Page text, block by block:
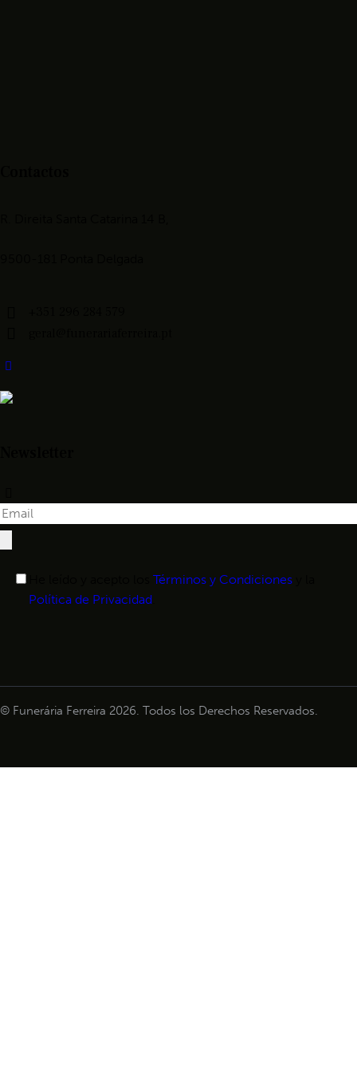
Términos y Condiciones
Política de Privacidad
© Funerária Ferreira 2026. Todos los Derechos Reservados.